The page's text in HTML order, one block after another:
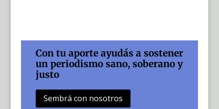
Con tu aporte ayudás a sostener
un periodismo sano, soberano y
justo
Sembrá con nosotros